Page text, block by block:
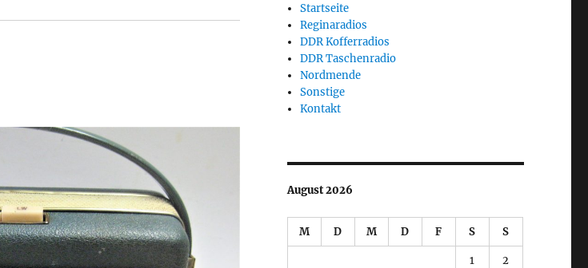
Startseite
Reginaradios
DDR Kofferradios
DDR Taschenradio
Nordmende
Sonstige
Kontakt
August 2026
M D M D F S S
1 2